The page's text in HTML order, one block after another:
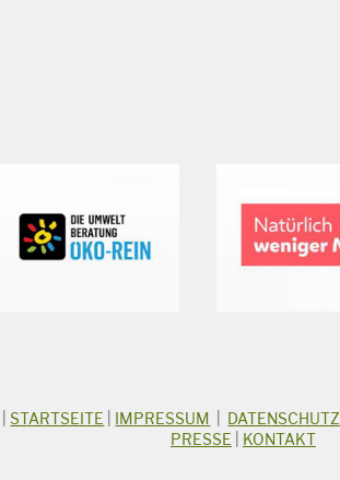
|STARTSEITE IMPRESSUM DATENSCHUTZ
PRESSE
KONTAKT